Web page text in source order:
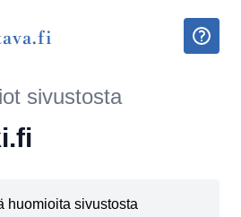
sivustosta
huomioita sivustosta